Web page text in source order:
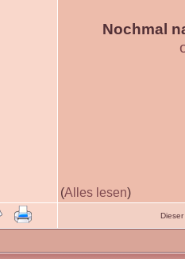
Nochmal
(Alles lesen)